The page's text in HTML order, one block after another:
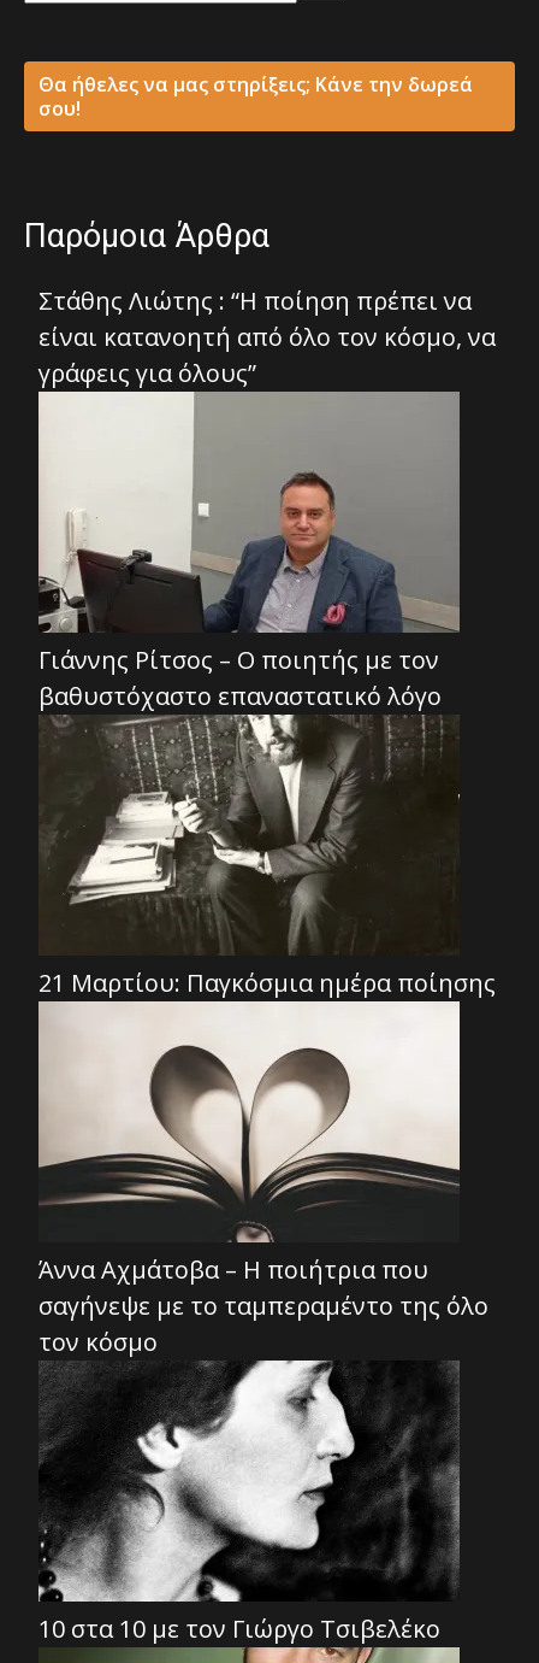
Θα ήθελες να μας στηρίξεις; Κάνε την δωρεά
σου!
Παρόμοια Άρθρα
Στάθης Λιώτης : “Η ποίηση πρέπει να
είναι κατανοητή από όλο τον κόσμο, να
γράφεις για όλους”
Γιάννης Ρίτσος – Ο ποιητής με τον
βαθυστόχαστο επαναστατικό λόγο
21 Μαρτίου: Παγκόσμια ημέρα ποίησης
Άννα Αχμάτοβα – Η ποιήτρια που
σαγήνεψε με το ταμπεραμέντο της όλο
τον κόσμο
10 στα 10 με τον Γιώργο Τσιβελέκο